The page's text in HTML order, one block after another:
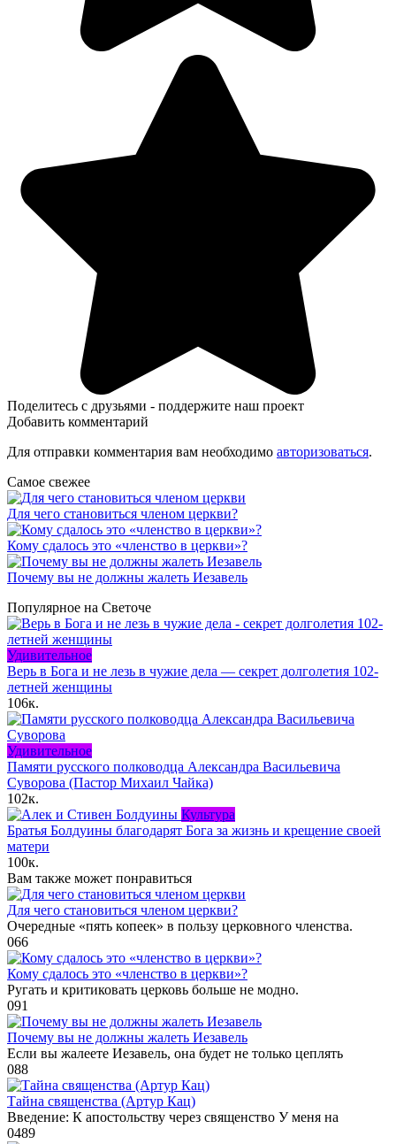
Поделитесь с друзьями - поддержите наш проект
Добавить комментарий
Для отправки комментария вам необходимо авторизоваться.
Самое свежее
Для чего становиться членом церкви?
Кому сдалось это «членство в церкви»?
Почему вы не должны жалеть Иезавель
Популярное на Светоче
Удивительное
Верь в Бога и не лезь в чужие дела — секрет долголетия 102-
летней женщины
106к.
Удивительное
Памяти русского полководца Александра Васильевича
Суворова (Пастор Михаил Чайка)
102к.
Культура
Братья Болдуины благодарят Бога за жизнь и крещение своей
матери
100к.
Вам также может понравиться
Для чего становиться членом церкви?
Очередные «пять копеек» в пользу церковного членства.
066
Кому сдалось это «членство в церкви»?
Ругать и критиковать церковь больше не модно.
091
Почему вы не должны жалеть Иезавель
Если вы жалеете Иезавель, она будет не только цеплять
088
Тайна священства (Артур Кац)
Введение: К апостольству через священство У меня на
0489